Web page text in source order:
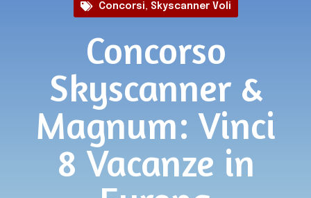
Concorsi, Skyscanner Voli
Concorso
Skyscanner &
Magnum: Vinci
8 Vacanze in